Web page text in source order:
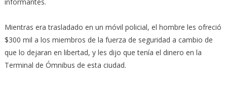
Mientras era trasladado en un móvil policial, el hombre les ofreció
$300 mil a los miembros de la fuerza de seguridad a cambio de
que lo dejaran en libertad, y les dijo que tenía el dinero en la
Terminal de Ómnibus de esta ciudad.